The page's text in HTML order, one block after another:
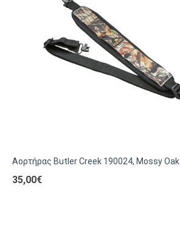
Αορτήρας Butler Creek 190024, Mossy Oak
35,00€